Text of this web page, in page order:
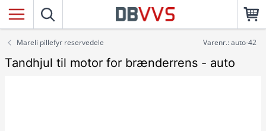
Mareli pillefyr reservedele Varenr.: auto-42
Tandhjul til motor for brænderrens - auto